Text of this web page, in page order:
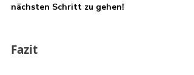
nächsten Schritt zu gehen!
Fazit